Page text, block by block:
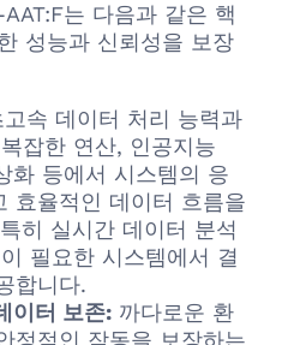
는 다음과 같은 핵
성능과 신뢰성을 보장
고속 데이터 처리 능력과
잡한 연산, 인공지능
화 등에서 시스템의 응
효율적인 데이터 흐름을
히 실시간 데이터 분석
필요한 시스템에서 결
합니다.
이터 보존: 까다로운 환